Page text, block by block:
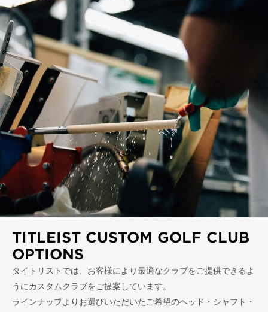
TITLEIST CUSTOM GOLF CLUB
OPTIONS
タイトリストでは、お客様により最適なクラブをご提供できるよ
うにカスタムクラブをご提案しています。
ラインナップよりお選びいただいたご希望のヘッド・シャフト・